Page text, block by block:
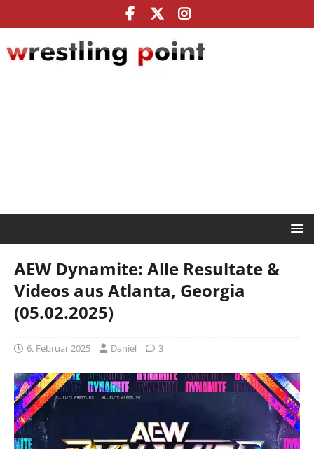
AEW Dynamite: Alle Resultate &
Videos aus Atlanta, Georgia
(05.02.2025)
6. Februar 2025 Daniel 3